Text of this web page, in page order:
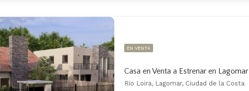
EN VENTA
Casa en Venta a Estrenar en Lagomar
Rio Loira, Lagomar, Ciudad de la Costa